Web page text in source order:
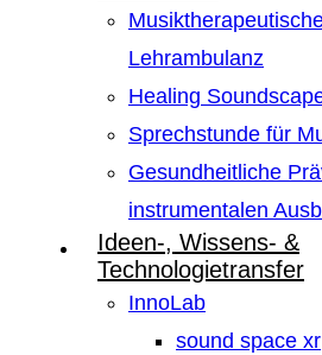
Lehrambulanz
Healing
Sprechstunde für
Gesundheitliche
instrumentalen
Ideen-, Wissens- &
Technologietransfer
InnoLab
sound space xr